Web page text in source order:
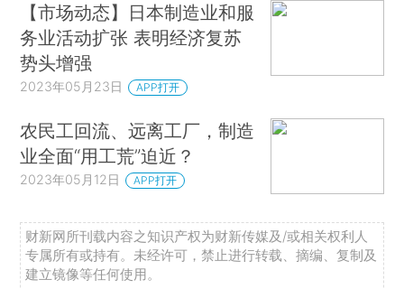
【市场动态】日本制造业和服
务业活动扩张 表明经济复苏
势头增强
2023年05月23日 APP打开
农民工回流、远离工厂，制造
业全面“用工荒”迫近？
2023年05月12日 APP打开
财新网所刊载内容之知识产权为财新传媒及/或相关权利人
专属所有或持有。未经许可，禁止进行转载、摘编、复制及
建立镜像等任何使用。